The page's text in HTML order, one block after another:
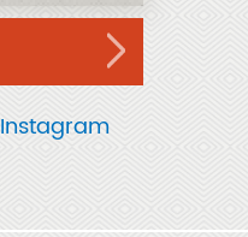
Instagram